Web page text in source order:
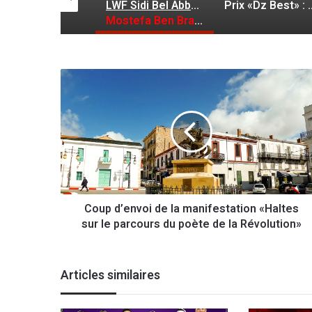
LWF Sidi Bel Abbés : Pré Honneur, 13ème journée
Mostefa Ben Brahim aux anges
Prix «Dz Best» :
C
p
d
e
n
v
a
m
a
Coup d’envoi de la manifestation «Haltes
sur le parcours du poète de la Révolution»
Articles similaires